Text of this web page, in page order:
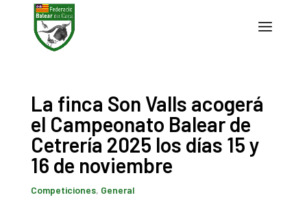
La finca Son Valls acogerá
el Campeonato Balear de
Cetrería 2025 los días 15 y
16 de noviembre
Competiciones, General